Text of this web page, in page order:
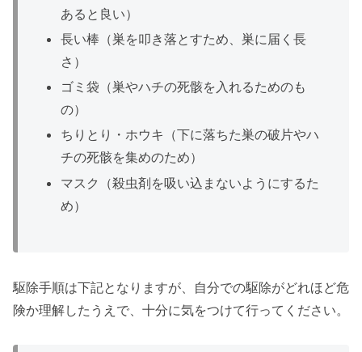
あると良い）
長い棒（巣を叩き落とすため、巣に届く長
さ）
ゴミ袋（巣やハチの死骸を入れるためのも
の）
ちりとり・ホウキ（下に落ちた巣の破片やハ
チの死骸を集めのため）
マスク（殺虫剤を吸い込まないようにするた
め）
駆除手順は下記となりますが、自分での駆除がどれほど危
険か理解したうえで、十分に気をつけて行ってください。